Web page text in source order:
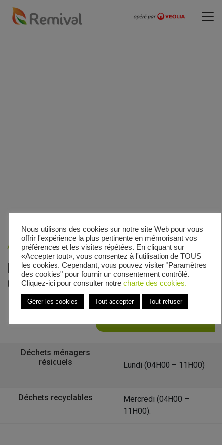
Accueil»Veolia - Zones de collecte»Chemin dit des Prés
Le calendrier de collecte de
Chemin dit des Prés
Déchets ménagers
résiduels
Lundi (04H00 – 11H00)
Déchets recyclables
Mercredi (04H00 –
11H00).
Nous utilisons des cookies sur notre site Web pour vous
offrir l'expérience la plus pertinente en mémorisant vos
préférences et les visites répétées. En cliquant sur
«Accepter tout», vous consentez à l'utilisation de TOUS
les cookies. Cependant, vous pouvez visiter "Paramètres
des cookies" pour fournir un consentement contrôlé.
Cliquez-ici pour consulter notre charte des cookies.
Gérer les cookies Tout accepter Tout refuser